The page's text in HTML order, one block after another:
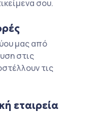
σου.
μας από
στις
τις
εταιρεία